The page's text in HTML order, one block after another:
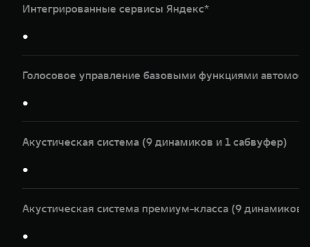
Интегрированные сервисы Яндекс*
●
Голосовое управление базовыми функциями
●
Акустическая система (9 динамиков и 1 сабвуфер)
●
Акустическая система премиум-класса (9 динамиков
●